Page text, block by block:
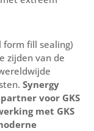
form fill sealing)
zijden van de
Synergy
voor GKS
met GKS